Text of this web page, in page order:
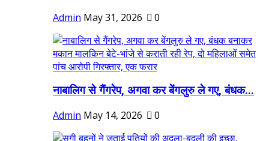
Admin May 31, 2026 0
नाबालिग से गैंगरेप, अगवा कर बेंगलुरु ले गए, बंधक...
Admin May 14, 2026 0